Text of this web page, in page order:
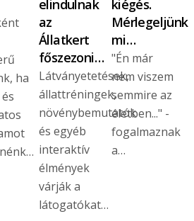
ha
elindulnak
az
Állatkert
főszezoni…
Látványetetések,
állattréningek,
növénybemutatók
és egyéb
interaktív
élmények
várják a
látogatókat…
kiégés.
Mérlegeljünk
mi…
"Én már
nem viszem
semmire az
életben..." -
fogalmaznak
a…